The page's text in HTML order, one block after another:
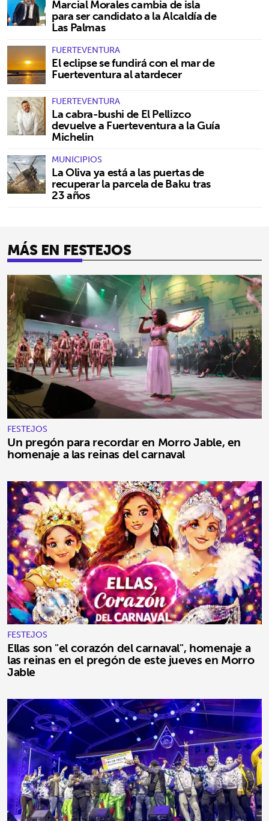
Marcial Morales cambia de isla
para ser candidato a la Alcaldía de
Las Palmas
FUERTEVENTURA
El eclipse se fundirá con el mar de
Fuerteventura al atardecer
FUERTEVENTURA
La cabra-bushi de El Pellizco
devuelve a Fuerteventura a la Guía
Michelin
MUNICIPIOS
La Oliva ya está a las puertas de
recuperar la parcela de Baku tras
23 años
MÁS EN FESTEJOS
FESTEJOS
Un pregón para recordar en Morro Jable, en
homenaje a las reinas del carnaval
FESTEJOS
Ellas son "el corazón del carnaval", homenaje a
las reinas en el pregón de este jueves en Morro
Jable